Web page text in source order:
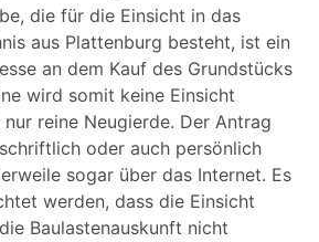
die für die Einsicht in das
aus Plattenburg besteht, ist ein
an dem Kauf des Grundstücks
wird somit keine Einsicht
reine Neugierde. Der Antrag
oder auch persönlich
sogar über das Internet. Es
werden, dass die Einsicht
Baulastenauskunft nicht